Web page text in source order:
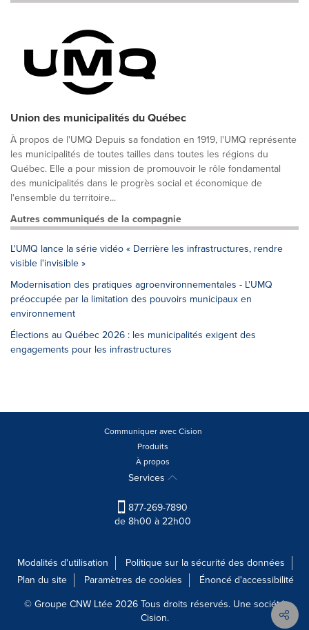
Union des municipalités du Québec
À propos de l'UMQ Depuis sa fondation en 1919, l'UMQ représente
les municipalités de toutes tailles dans toutes les régions du
Québec. Elle a pour mission de promouvoir le rôle fondamental
des municipalités dans le progrès social et économique de
l'ensemble du territoire...
Autres communiqués de la compagnie
L'UMQ lance la série vidéo « Derrière les infrastructures, rendre
visible l'invisible »
Modernisation des pratiques agroenvironnementales - L'UMQ
préoccupée par la limitation des pouvoirs municipaux en
environnement
Élections au Québec 2026 : les municipalités exigent des
engagements pour les infrastructures
Communiquer avec Cision
Produits
À propos
Services
877-269-7890
de 8h00 à 22h00
Modalités d'utilisation
Politique sur la sécurité des données
Plan du site
Paramètres de cookies
Énoncé d'accessibilité
© Groupe CNW Ltée 2026 Tous droits réservés. Une société
Cision.